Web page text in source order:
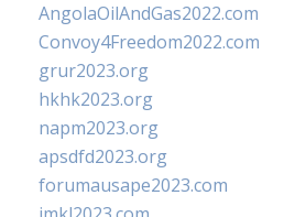
AngolaOilAndGas2022.com
Convoy4Freedom2022.com
grur2023.org
hkhk2023.org
napm2023.org
apsdfd2023.org
forumausape2023.com